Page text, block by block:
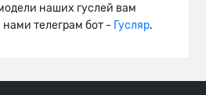
наших гуслей вам
телеграм бот - Гусляр.